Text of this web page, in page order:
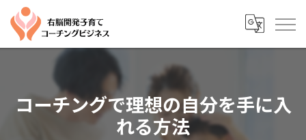
コーチングで理想の自分を手に入
れる方法